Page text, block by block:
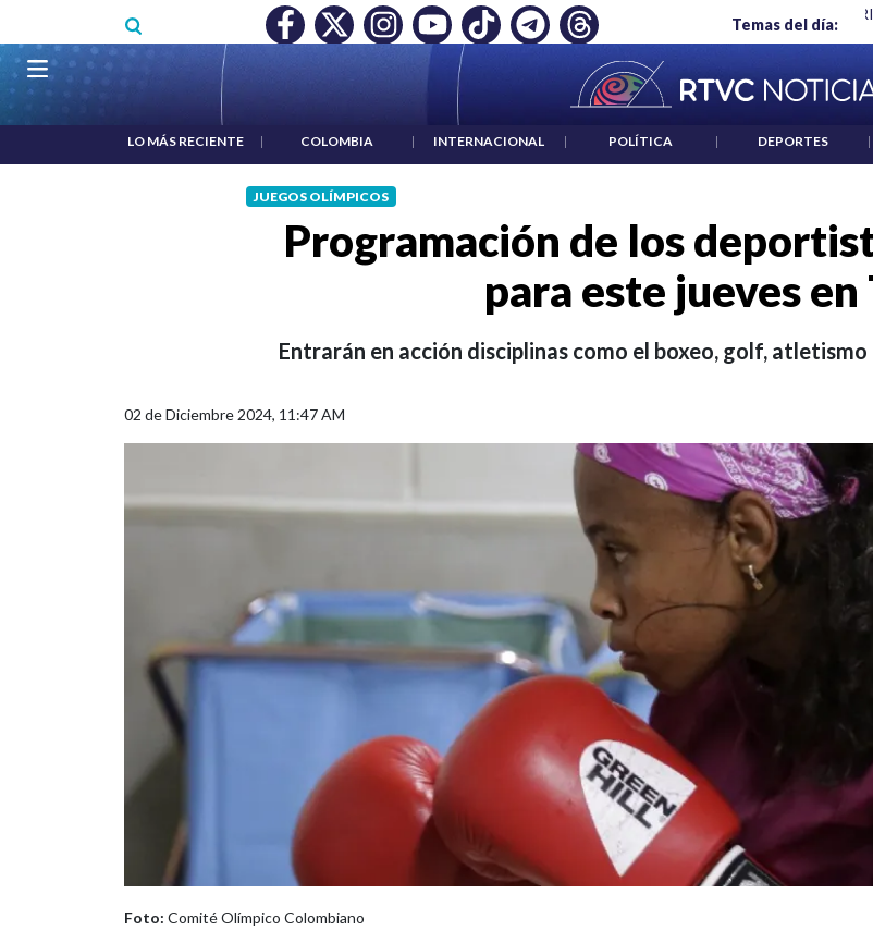
Temas del día:
MÍNIMO NO DESTRUYÓ EMPLEO: JP MORGAN | "HABLAR NO ES UN CRIMEN": CARTA DE BETO CORAL
Navegación principal
LO MÁS RECIENTE | COLOMBIA | INTERNACIONAL | POLÍTICA | DEPORTES |
JUEGOS OLÍMPICOS
Programación de los
para este jueves en
Entrarán en acción disciplinas como el boxeo, golf,
02 de Diciembre 2024, 11:47 AM
Foto: Comité Olímpico Colombiano